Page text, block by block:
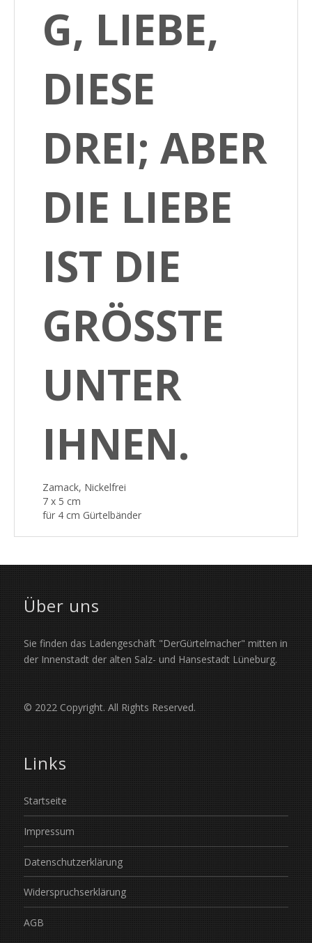
G, LIEBE,
DIESE
DREI; ABER
DIE LIEBE
IST DIE
GRÖSSTE U
NTER I
HNEN.
Zamack, Nickelfrei
7 x 5 cm
für 4 cm Gürtelbänder
Über uns
Sie finden das Ladengeschäft "DerGürtelmacher" mitten in
der Innenstadt der alten Salz- und Hansestadt Lüneburg.
© 2022 Copyright. All Rights Reserved.
Links
Startseite
Impressum
Datenschutzerklärung
Widerspruchserklärung
AGB